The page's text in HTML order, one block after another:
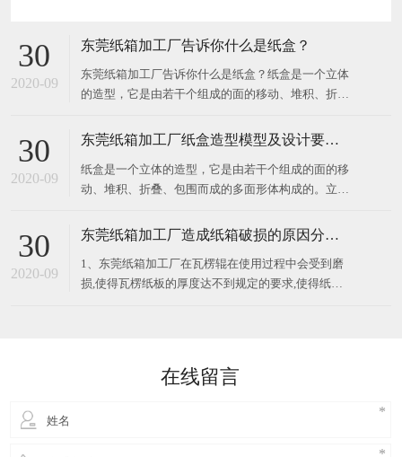
30
2020-09
东莞纸箱加工厂告诉你什么是纸盒？
东莞纸箱加工厂告诉你什么是纸盒？纸盒是一个立体
的造型，它是由若干个组成的面的移动、堆积、折
空间中起分割空间的作用，对不同部位的面加以切
纸盒展示面的构成关系要注意展示面、侧面、顶部
30
2020-09
东莞纸箱加工厂纸盒造型模型及设计要求？
纸盒是一个立体的造型，它是由若干个组成的面的移
动、堆积、折叠、包围而成的多面形体构成的。立体
的面加以切割、旋转、折叠，所得到的面就有不同的
面、顶部与底部的衔接关系，以及包装
30
2020-09
东莞纸箱加工厂造成纸箱破损的原因分析？
1、东莞纸箱加工厂在瓦楞辊在使用过程中会受到磨
损,使得瓦楞纸板的厚度达不到规定的要求,使得纸箱
在线留言